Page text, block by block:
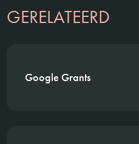
GERELATEERD
Google Grants